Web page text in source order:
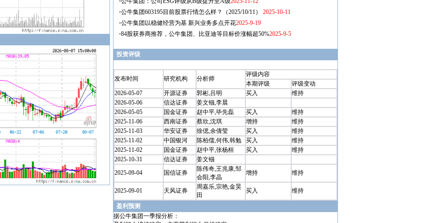
投资评级
发布时间 研究机构 分析师
评级内容
本期评级
评级变动
2026-05-07
开源证券 郭彬,吕明 买入
维持
2026-05-06
信达证券
姜文镪,李晨
2026-05-05
国金证券 赵中平,毕先磊 买入
维持
2025-11-06
西南证券 蔡欣,沈琪 增持
维持
2025-11-03
华安证券 徐偲,余倩莹 买入
维持
2025-11-02
中国银河 陈柏儒,何伟,韩勉 买入
维持
2025-11-02
国金证券 赵中平,张杨桓 买入
维持
2025-10-31
信达证券
姜文镪
2025-09-04
国信证券
陈伟奇,王兆康,邹
会阳,李晶
增持 维持
2025-09-01 天风证券
周嘉乐,宗艳,金昊
田
买入 维持
盈利预测
据公牛集团一季报分析：